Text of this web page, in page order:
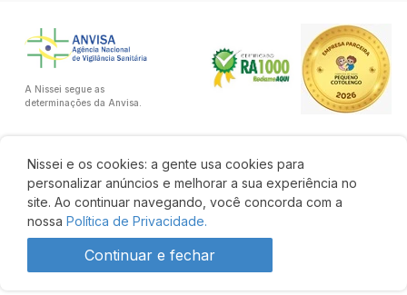
R$ 269,87
Nissei e os cookies: a gente usa cookies para
personalizar anúncios e melhorar a sua experiência no
site. Ao continuar navegando, você concorda com a
nossa Política de Privacidade.
Continuar e fechar
A Nissei segue as
determinações da Anvisa.